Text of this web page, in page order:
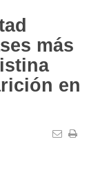
más
en